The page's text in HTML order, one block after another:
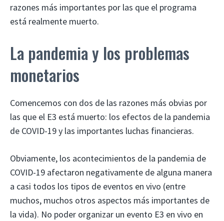
razones más importantes por las que el programa
está realmente muerto.
La pandemia y los problemas
monetarios
Comencemos con dos de las razones más obvias por
las que el E3 está muerto: los efectos de la pandemia
de COVID-19 y las importantes luchas financieras.
Obviamente, los acontecimientos de la pandemia de
COVID-19 afectaron negativamente de alguna manera
a casi todos los tipos de eventos en vivo (entre
muchos, muchos otros aspectos más importantes de
la vida). No poder organizar un evento E3 en vivo en